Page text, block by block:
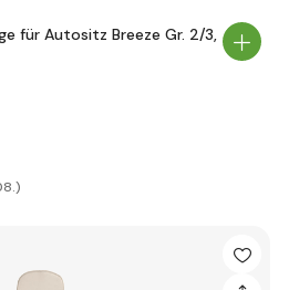
für Autositz Breeze Gr. 2/3,